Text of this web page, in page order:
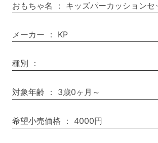
おもちゃ名 ： キッズパーカッションセ
メーカー ： KP
種別 ：
対象年齢 ： 3歳0ヶ月～
希望小売価格 ： 4000円